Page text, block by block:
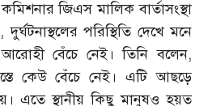
জিএস মালিক বার্তাসংস্থা
পরিস্থিতি দেখে মনে
বেঁচে নেই। তিনি বলেন,
কেউ বেঁচে নেই। এটি আছড়ে
এতে স্থানীয় কিছু মানুষও হয়ত